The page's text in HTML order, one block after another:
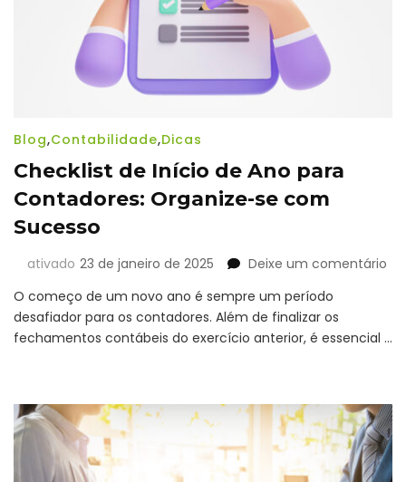
Blog,Contabilidade,Dicas
Checklist de Início de Ano para
Contadores: Organize-se com
Sucesso
ativado 23 de janeiro de 2025 Deixe um comentário
de
se
O começo de um novo ano é sempre um período
desafiador para os contadores. Além de finalizar os
fechamentos contábeis do exercício anterior, é essencial …